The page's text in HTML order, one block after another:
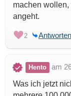
machen
angeht.
2 Antworten
Hento
am
Was ich jetzt